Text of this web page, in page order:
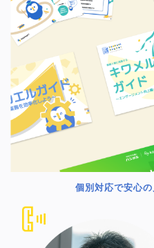
個別対応で安心の